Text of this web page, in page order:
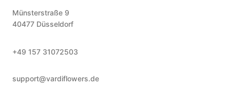
Münsterstraße 9
40477 Düsseldorf
+49 157 31072503
support@vardiflowers.de